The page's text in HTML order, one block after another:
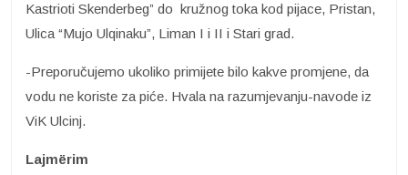
Kastrioti Skenderbeg” do kružnog toka kod pijace, Pristan,
Ulica “Mujo Ulqinaku”, Liman I i II i Stari grad.
-Preporučujemo ukoliko primijete bilo kakve promjene, da
vodu ne koriste za piće. Hvala na razumjevanju-navode iz
ViK Ulcinj.
Lajmërim